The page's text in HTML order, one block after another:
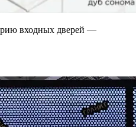
входных дверей —